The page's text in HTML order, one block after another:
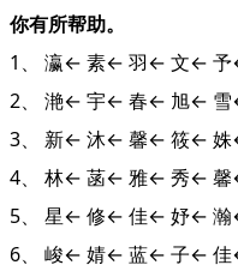
你有所帮助。
1、 瀛← 素← 羽← 文←
2、 滟← 宇← 春← 旭←
3、 新← 沐← 馨← 筱←
4、 林← 菡← 雅← 秀←
5、 星← 修← 佳← 妤←
6、 峻← 婧← 蓝← 子←